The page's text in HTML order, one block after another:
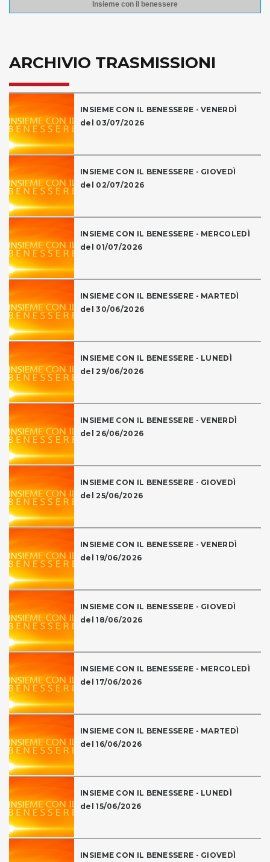
Insieme con il benessere
ARCHIVIO TRASMISSIONI
INSIEME CON IL BENESSERE - VENERDÌ
del 03/07/2026
INSIEME CON IL BENESSERE - GIOVEDÌ
del 02/07/2026
INSIEME CON IL BENESSERE - MERCOLEDÌ
del 01/07/2026
INSIEME CON IL BENESSERE - MARTEDÌ
del 30/06/2026
INSIEME CON IL BENESSERE - LUNEDÌ
del 29/06/2026
INSIEME CON IL BENESSERE - VENERDÌ
del 26/06/2026
INSIEME CON IL BENESSERE - GIOVEDÌ
del 25/06/2026
INSIEME CON IL BENESSERE - VENERDÌ
del 19/06/2026
INSIEME CON IL BENESSERE - GIOVEDÌ
del 18/06/2026
INSIEME CON IL BENESSERE - MERCOLEDÌ
del 17/06/2026
INSIEME CON IL BENESSERE - MARTEDÌ
del 16/06/2026
INSIEME CON IL BENESSERE - LUNEDÌ
del 15/06/2026
INSIEME CON IL BENESSERE - GIOVEDÌ